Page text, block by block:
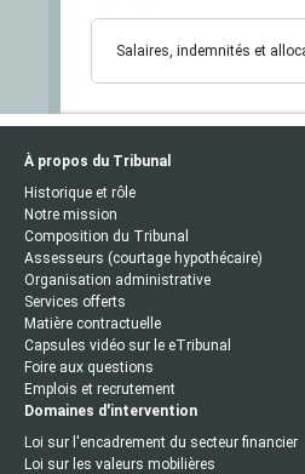
Salaires, indemnités et
À propos du Tribunal
Historique et rôle
Notre mission
Composition du Tribunal
Assesseurs (courtage hypothécaire)
Organisation administrative
Services offerts
Matière contractuelle
Capsules vidéo sur le eTribunal
Foire aux questions
Emplois et recrutement
Domaines d'intervention
Loi sur l'encadrement du secteur financier
Loi sur les valeurs mobilières